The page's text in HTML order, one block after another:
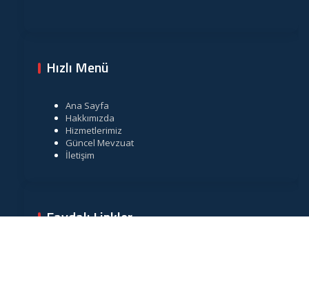
Hızlı Menü
Ana Sayfa
Hakkımızda
Hizmetlerimiz
Güncel Mevzuat
İletişim
Faydalı Linkler